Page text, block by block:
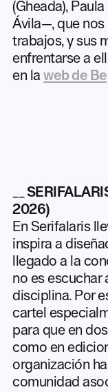
(Gheada),
Ávila—, que
trabajos, y sus
enfrentarse a
en laweb de
2026)
En Serifalaris
inspira a
llegado a la
no es escuchar
disciplina. Por
cartel
para que en
como en
organización
comunidad